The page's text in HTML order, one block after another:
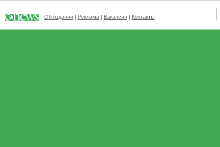
Об издании Реклама Вакансии Контакты